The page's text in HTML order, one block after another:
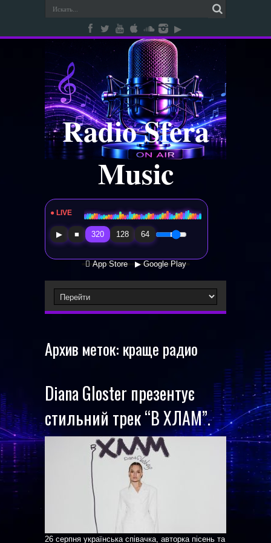
Radio Sfera
Music
● LIVE Radio Sfera Music
▶ ■ 320 128 64
 App Store ▶ Google Play
Архив меток: краще радио
Diana Gloster презентує
стильний трек “В ХЛАМ”.
26 серпня українська співачка, авторка пісень та